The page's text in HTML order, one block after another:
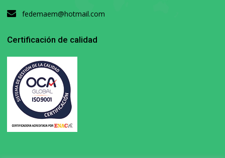
fedemaem@hotmail.com
Certificación de calidad